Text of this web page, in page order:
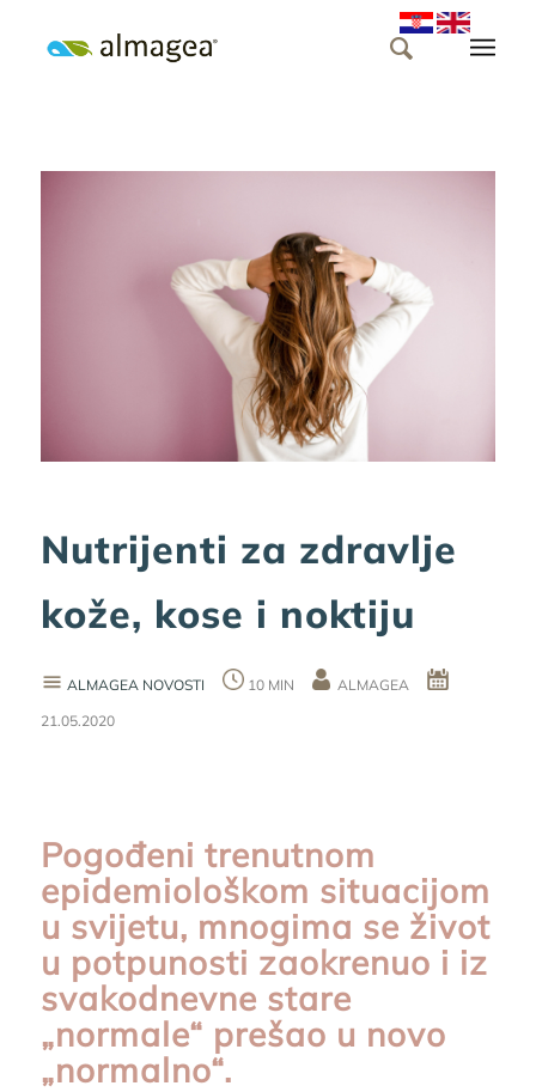
Nutrijenti za zdravlje
kože, kose i noktiju
ALMAGEA NOVOSTI 10 MIN
ALMAGEA
21.05.2020
Pogođeni trenutnom
epidemiološkom situacijom
u svijetu, mnogima se život
u potpunosti zaokrenuo i iz
svakodnevne stare
„normale“ prešao u novo
„normalno“.